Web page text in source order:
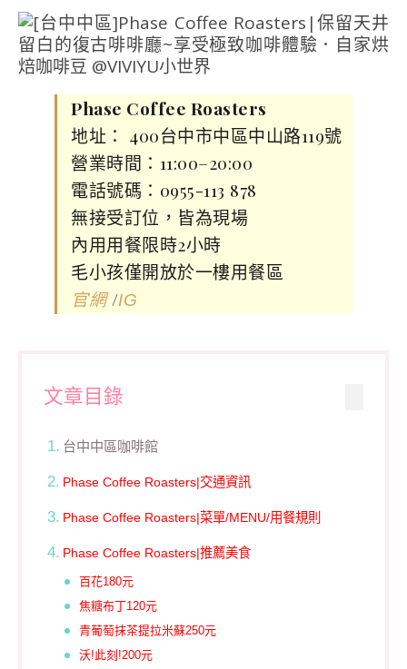
Phase Coffee Roasters
地址： 400台中市中區中山路119號
營業時間：11:00–20:00
電話號碼：0955-113 878
無接受訂位，皆為現場
內用用餐限時2小時
毛小孩僅開放於一樓用餐區
官網/IG
文章目錄
台中中區咖啡館
Phase Coffee Roasters|交通資訊
Phase Coffee Roasters|菜單/MENU/用餐規則
Phase Coffee Roasters|推薦美食
百花180元
焦糖布丁120元
青葡萄抹茶提拉米蘇250元
沃!此刻!200元